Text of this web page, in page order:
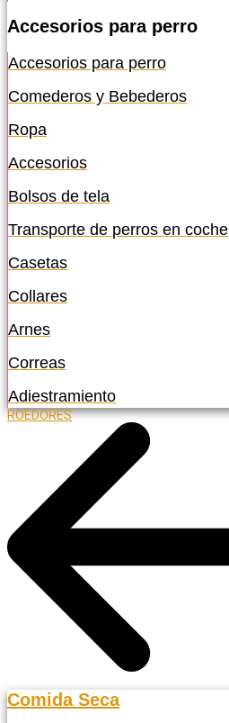
Accesorios para perro
Accesorios para perro
Comederos y Bebederos
Ropa
Accesorios
Bolsos de tela
Transporte de perros en coche
Casetas
Collares
Arnes
Correas
Adiestramiento
ROEDORES
Comida Seca